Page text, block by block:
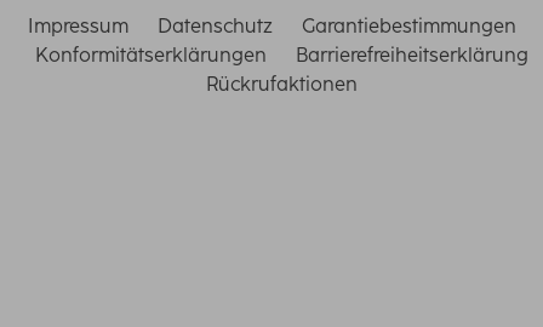
Impressum Datenschutz
Garantiebestimmungen
Konformitätserklärungen
Barrierefreiheitserklärung
Rückrufaktionen